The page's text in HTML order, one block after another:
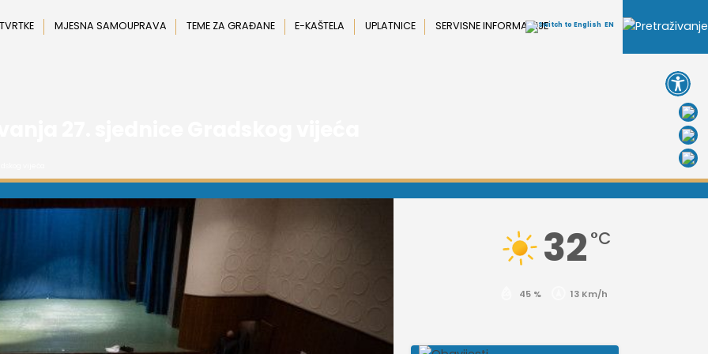
MJESNA SAMOUPRAVA TEME ZA GRAĐANE E-KAŠTELA UPLATNICE SERVISNE INFORMACIJE EN
32 °C
45 % 13 Km/h